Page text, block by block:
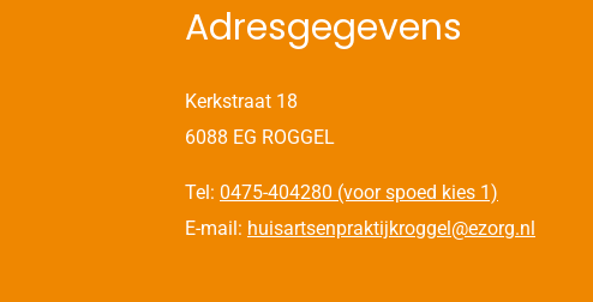
Adresgegevens
Kerkstraat 18
6088 EG ROGGEL
Tel: 0475-404280 (voor spoed kies 1)
E-mail: huisartsenpraktijkroggel@ezorg.nl